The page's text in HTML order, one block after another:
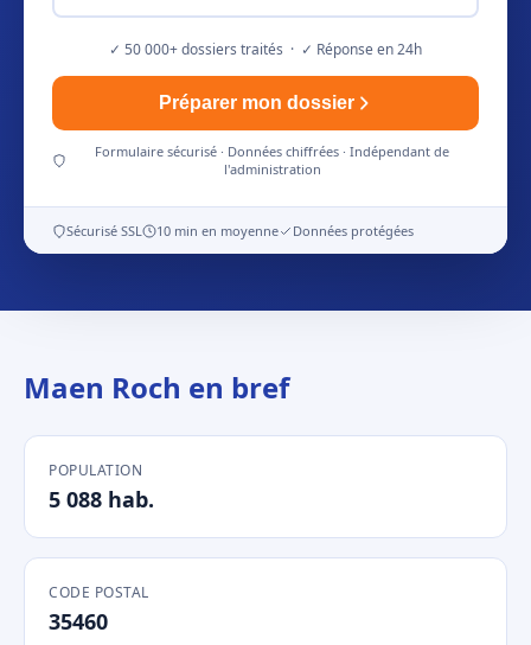
✓ 50 000+ dossiers traités · ✓ Réponse en 24h
Préparer mon dossier
Formulaire sécurisé · Données chiffrées · Indépendant de
l'administration
Sécurisé SSL 10 min en moyenne Données protégées
Maen Roch en bref
POPULATION
5 088 hab.
CODE POSTAL
35460